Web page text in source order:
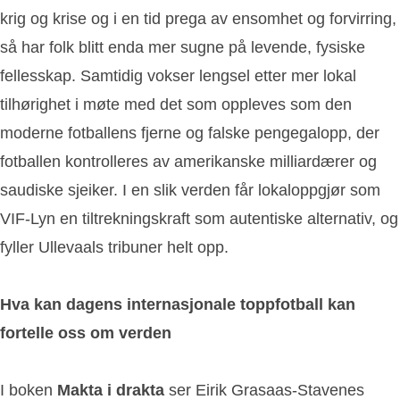
krig og krise og i en tid prega av ensomhet og forvirring,
så har folk blitt enda mer sugne på levende, fysiske
fellesskap. Samtidig vokser lengsel etter mer lokal
tilhørighet i møte med det som oppleves som den
moderne fotballens fjerne og falske pengegalopp, der
fotballen kontrolleres av amerikanske milliardærer og
saudiske sjeiker. I en slik verden får lokaloppgjør som
VIF-Lyn en tiltrekningskraft som autentiske alternativ, og
fyller Ullevaals tribuner helt opp.
Hva kan dagens internasjonale toppfotball kan
fortelle oss om verden
I boken Makta i drakta ser Eirik Grasaas-Stavenes